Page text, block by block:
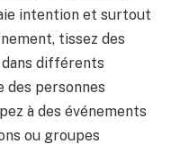
intention et surtout
tissez des
différents
des personnes
à des événements
ou groupes